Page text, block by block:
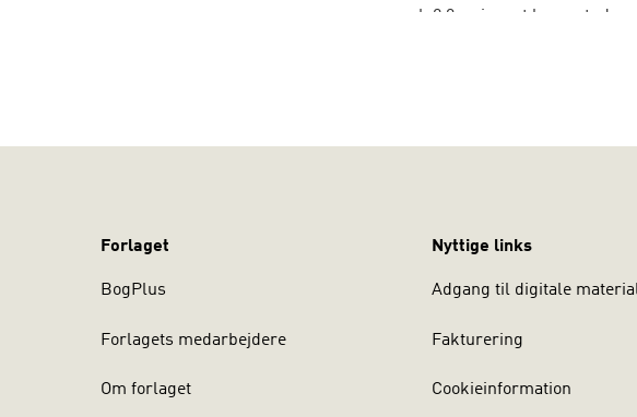
web 2.0, primært
Forlaget
BogPlus
Forlagets medarbejdere
Om forlaget
Nyttige links
Adgang til digitale
Fakturering
Cookieinformation